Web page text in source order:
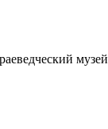
музей